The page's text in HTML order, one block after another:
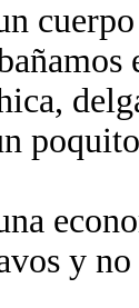
y